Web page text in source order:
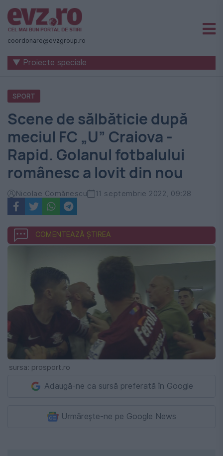
Știri
naționale
internaționale
România
-
Evenimentul
Zilei
coordonare@evzgroup.ro
▼ Proiecte speciale
SPORT
Scene de sălbăticie după
meciul FC „U” Craiova -
Rapid. Golanul fotbalului
românesc a lovit din nou
Nicolae Comănescu 11 septembrie 2022, 09:28
COMENTEAZĂ ȘTIREA
sursa: prosport.ro
Adaugă-ne ca sursă preferată în Google
Urmărește-ne pe Google News